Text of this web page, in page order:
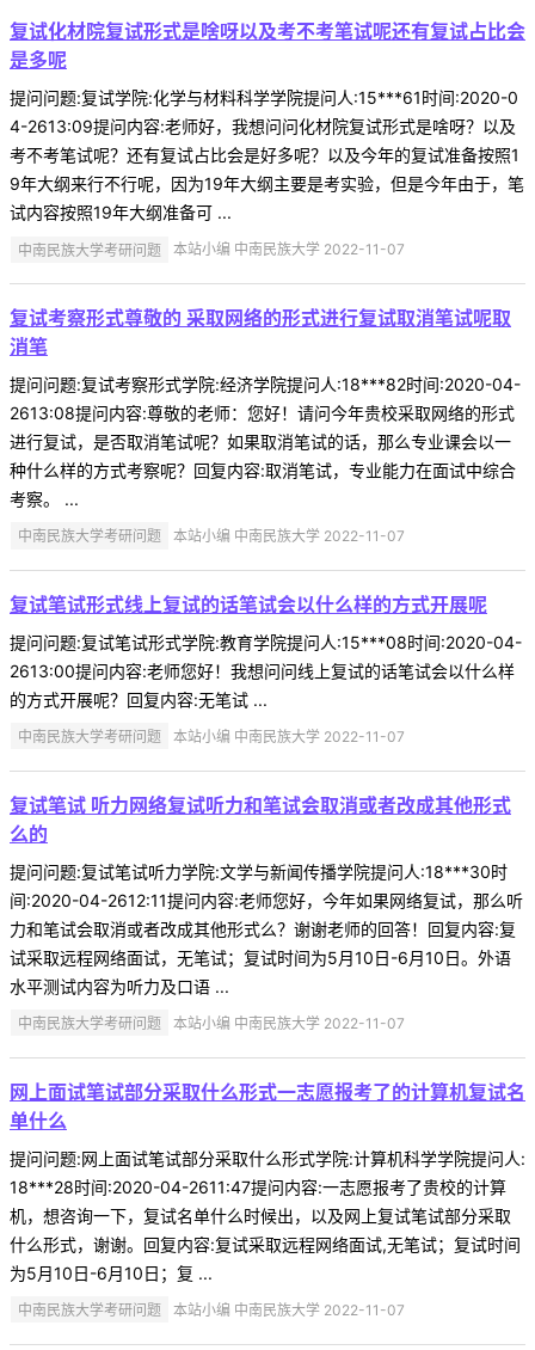
复试化材院复试形式是啥呀以及考不考笔试呢还有复试占比会
是多呢
提问问题:复试学院:化学与材料科学学院提问人:15***61时间:2020-0
4-2613:09提问内容:老师好，我想问问化材院复试形式是啥呀？以及
考不考笔试呢？还有复试占比会是好多呢？以及今年的复试准备按照1
9年大纲来行不行呢，因为19年大纲主要是考实验，但是今年由于，笔
试内容按照19年大纲准备可 ...
中南民族大学考研问题 本站小编 中南民族大学 2022-11-07
复试考察形式尊敬的 采取网络的形式进行复试取消笔试呢取
消笔
提问问题:复试考察形式学院:经济学院提问人:18***82时间:2020-04-
2613:08提问内容:尊敬的老师：您好！请问今年贵校采取网络的形式
进行复试，是否取消笔试呢？如果取消笔试的话，那么专业课会以一
种什么样的方式考察呢？回复内容:取消笔试，专业能力在面试中综合
考察。 ...
中南民族大学考研问题 本站小编 中南民族大学 2022-11-07
复试笔试形式线上复试的话笔试会以什么样的方式开展呢
提问问题:复试笔试形式学院:教育学院提问人:15***08时间:2020-04-
2613:00提问内容:老师您好！我想问问线上复试的话笔试会以什么样
的方式开展呢？回复内容:无笔试 ...
中南民族大学考研问题 本站小编 中南民族大学 2022-11-07
复试笔试 听力网络复试听力和笔试会取消或者改成其他形式
么的
提问问题:复试笔试听力学院:文学与新闻传播学院提问人:18***30时
间:2020-04-2612:11提问内容:老师您好，今年如果网络复试，那么听
力和笔试会取消或者改成其他形式么？谢谢老师的回答！回复内容:复
试采取远程网络面试，无笔试；复试时间为5月10日-6月10日。外语
水平测试内容为听力及口语 ...
中南民族大学考研问题 本站小编 中南民族大学 2022-11-07
网上面试笔试部分采取什么形式一志愿报考了的计算机复试名
单什么
提问问题:网上面试笔试部分采取什么形式学院:计算机科学学院提问人:
18***28时间:2020-04-2611:47提问内容:一志愿报考了贵校的计算
机，想咨询一下，复试名单什么时候出，以及网上复试笔试部分采取
什么形式，谢谢。回复内容:复试采取远程网络面试,无笔试；复试时间
为5月10日-6月10日；复 ...
中南民族大学考研问题 本站小编 中南民族大学 2022-11-07